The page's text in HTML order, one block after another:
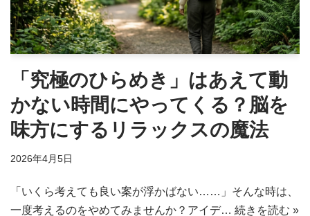
「究極のひらめき」はあえて動
かない時間にやってくる？脳を
味方にするリラックスの魔法
2026年4月5日
「いくら考えても良い案が浮かばない……」そんな時は、
一度考えるのをやめてみませんか？アイデ… 続きを読む »